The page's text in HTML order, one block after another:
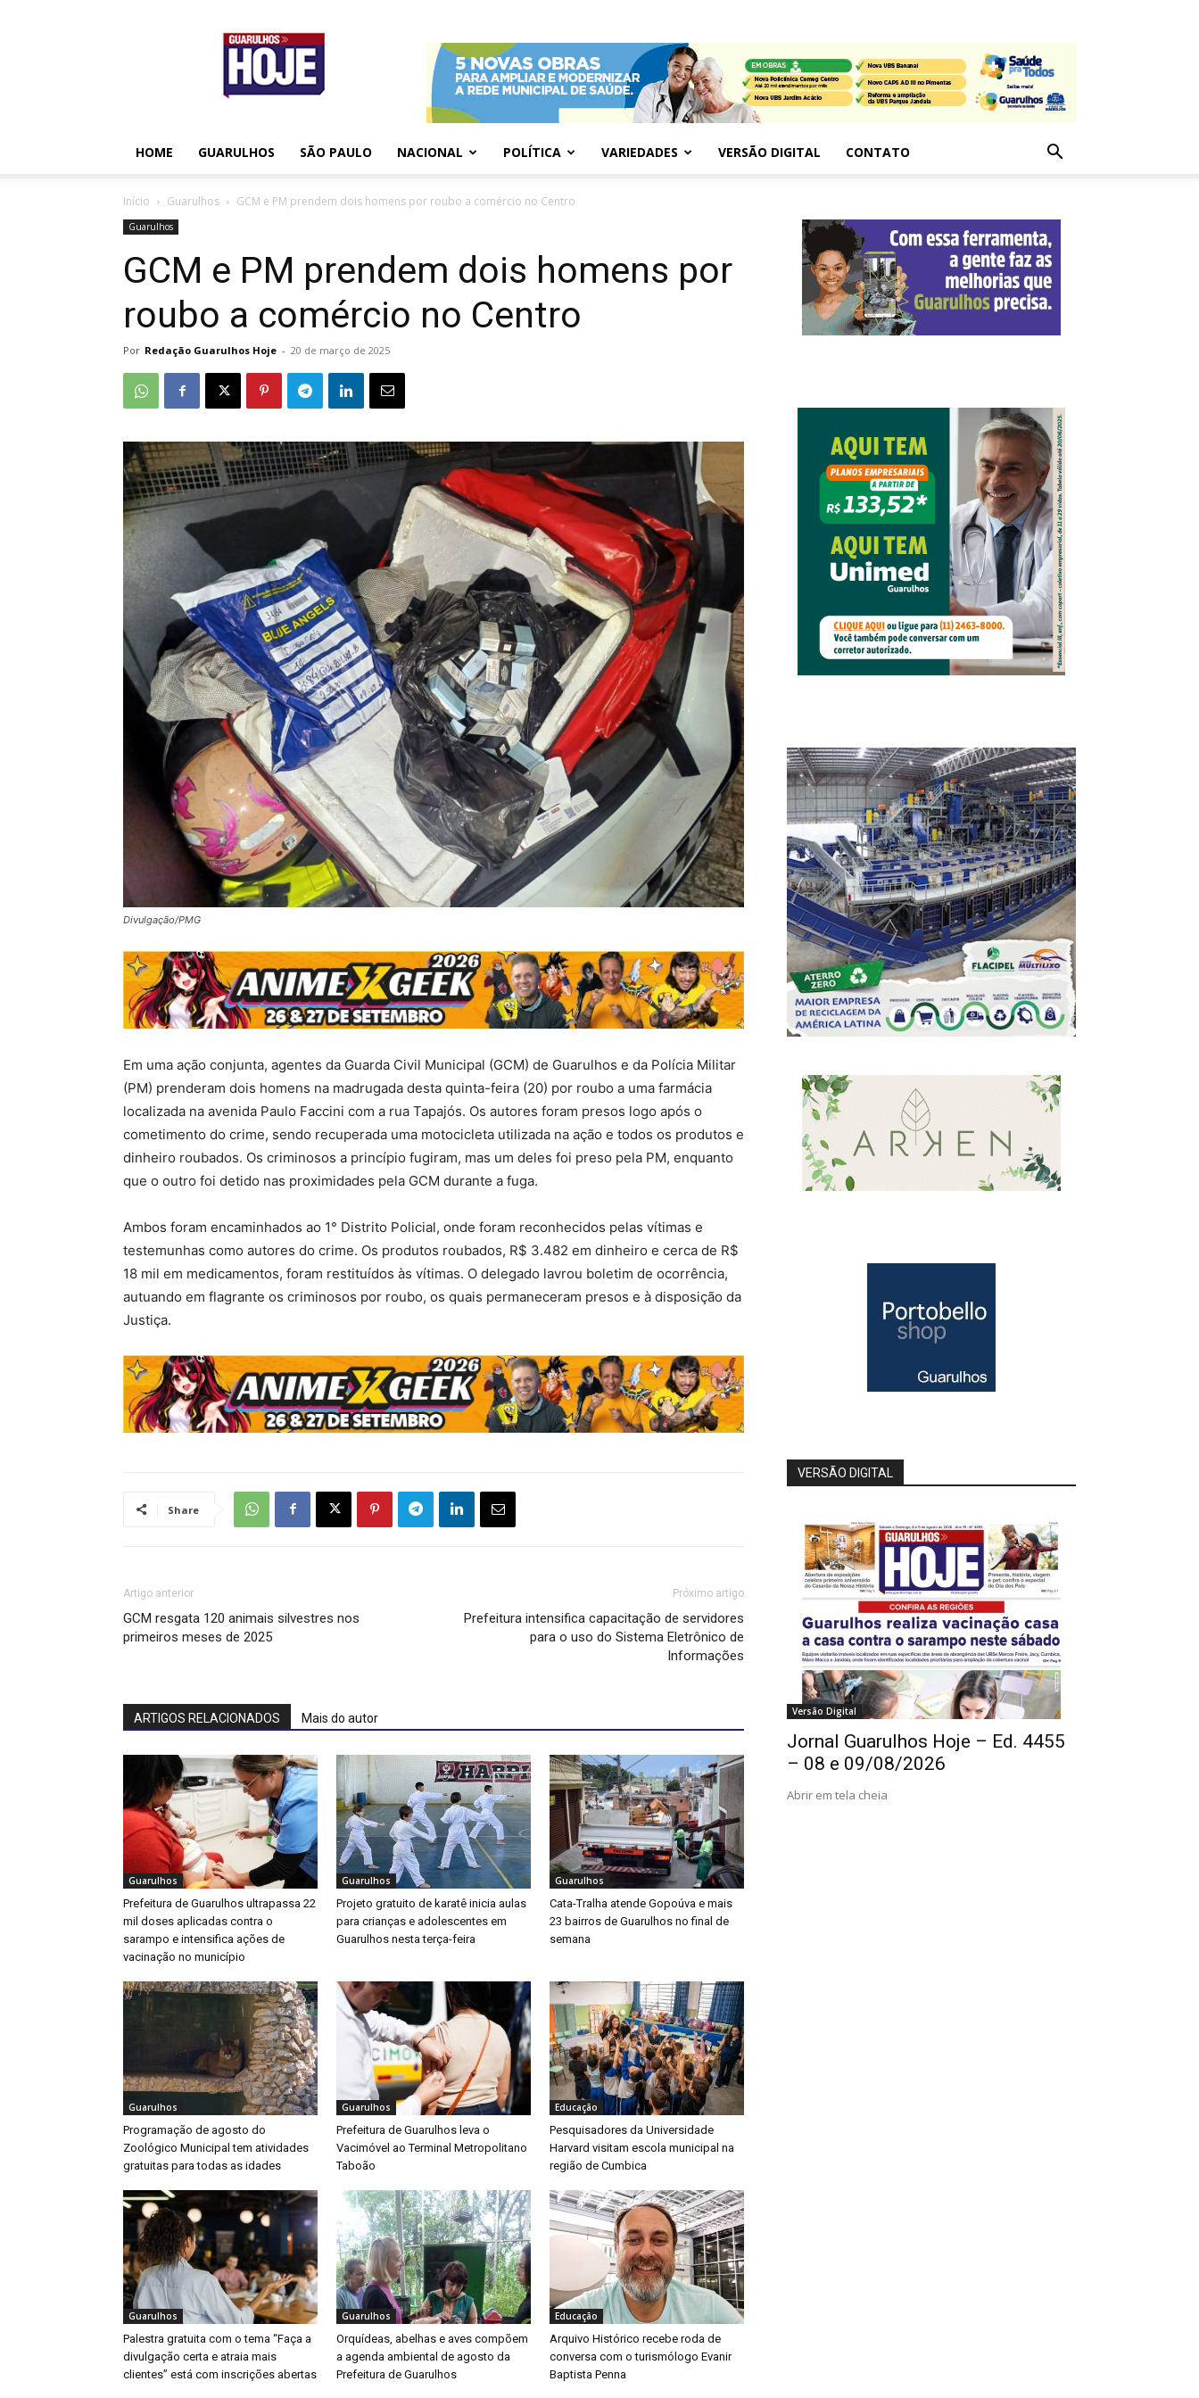
Guarulhos
Hoje
HOME GUARULHOS SÃO PAULO NACIONAL POLÍTICA VARIEDADES VERSÃO DIGITAL CONTATO
Início Guarulhos GCM e PM prendem dois homens por roubo a comércio no Centro
Guarulhos
GCM e PM prendem dois homens por
roubo a comércio no Centro
Por Redação Guarulhos Hoje - 20 de março de 2025
Divulgação/PMG
Em uma ação conjunta, agentes da Guarda Civil Municipal (GCM) de Guarulhos e da Polícia Militar
(PM) prenderam dois homens na madrugada desta quinta-feira (20) por roubo a uma farmácia
localizada na avenida Paulo Faccini com a rua Tapajós. Os autores foram presos logo após o
cometimento do crime, sendo recuperada uma motocicleta utilizada na ação e todos os produtos e
dinheiro roubados. Os criminosos a princípio fugiram, mas um deles foi preso pela PM, enquanto
que o outro foi detido nas proximidades pela GCM durante a fuga.
Ambos foram encaminhados ao 1° Distrito Policial, onde foram reconhecidos pelas vítimas e
testemunhas como autores do crime. Os produtos roubados, R$ 3.482 em dinheiro e cerca de R$
18 mil em medicamentos, foram restituídos às vítimas. O delegado lavrou boletim de ocorrência,
autuando em flagrante os criminosos por roubo, os quais permaneceram presos e à disposição da
Justiça.
Share
Artigo anterior
GCM resgata 120 animais silvestres nos
primeiros meses de 2025
Próximo artigo
Prefeitura intensifica capacitação de servidores
para o uso do Sistema Eletrônico de
Informações
ARTIGOS RELACIONADOS Mais do autor
Guarulhos
Prefeitura de Guarulhos ultrapassa 22
mil doses aplicadas contra o
sarampo e intensifica ações de
vacinação no município
Guarulhos
Projeto gratuito de karatê inicia aulas
para crianças e adolescentes em
Guarulhos nesta terça-feira
Guarulhos
Cata-Tralha atende Gopoúva e mais
23 bairros de Guarulhos no final de
semana
Guarulhos
Programação de agosto do
Zoológico Municipal tem atividades
gratuitas para todas as idades
Guarulhos
Prefeitura de Guarulhos leva o
Vacimóvel ao Terminal Metropolitano
Taboão
Educação
Pesquisadores da Universidade
Harvard visitam escola municipal na
região de Cumbica
Guarulhos
Palestra gratuita com o tema “Faça a
divulgação certa e atraia mais
clientes” está com inscrições abertas
Guarulhos
Orquídeas, abelhas e aves compõem
a agenda ambiental de agosto da
Prefeitura de Guarulhos
Educação
Arquivo Histórico recebe roda de
conversa com o turismólogo Evanir
Baptista Penna
VERSÃO DIGITAL
Versão Digital
Jornal Guarulhos Hoje – Ed. 4455
– 08 e 09/08/2026
Abrir em tela cheia